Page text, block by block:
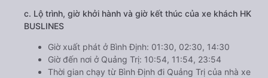
c. Lộ trình, giờ khởi hành và giờ kết thúc của xe khách HK
BUSLINES
Giờ xuất phát ở Bình Định: 01:30, 02:30, 14:30
Giờ đến nơi ở Quảng Trị: 10:54, 11:54, 23:54
Thời gian chạy từ Bình Định đi Quảng Trị của nhà xe